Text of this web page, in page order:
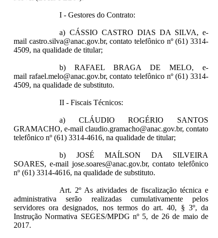
I - Gestores do Contrato:
a) CÁSSIO CASTRO DIAS DA SILVA, e-
mail castro.silva@anac.gov.br, contato telefônico nº (61) 3314-
4509, na qualidade de titular;
b) RAFAEL BRAGA DE MELO, e-
mail rafael.melo@anac.gov.br, contato telefônico nº (61) 3314-
4509, na qualidade de substituto.
II - Fiscais Técnicos:
a) CLÁUDIO ROGÉRIO SANTOS
GRAMACHO, e-mail claudio.gramacho@anac.gov.br, contato
telefônico nº (61) 3314-4616, na qualidade de titular;
b) JOSÉ MAÍLSON DA SILVEIRA
SOARES, e-mail jose.soares@anac.gov.br, contato telefônico
nº (61) 3314-4616, na qualidade de substituto.
Art. 2º As atividades de fiscalização técnica e
administrativa serão realizadas cumulativamente pelos
servidores ora designados, nos termos do art. 40, § 3º, da
Instrução Normativa SEGES/MPDG nº 5, de 26 de maio de
2017.